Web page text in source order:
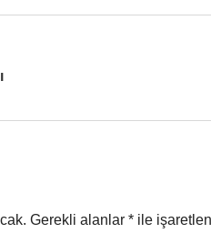
Gerekli alanlar * ile